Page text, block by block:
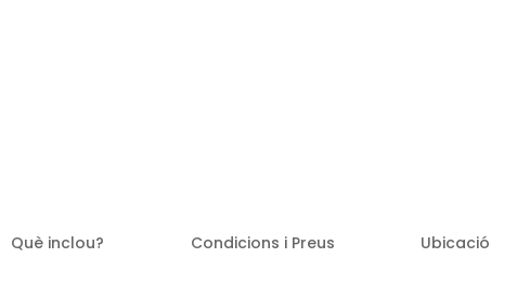
Què inclou? Condicions i Preus Ubicació